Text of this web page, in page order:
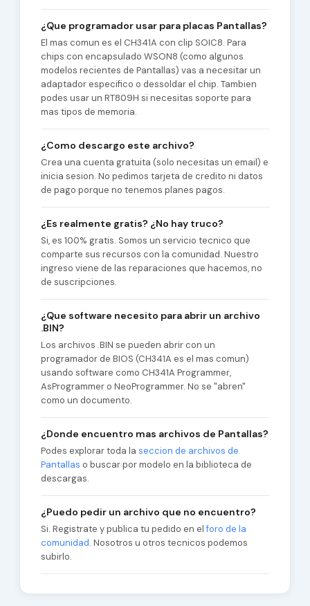
¿Que programador usar para placas Pantallas?
El mas comun es el CH341A con clip SOIC8. Para
chips con encapsulado WSON8 (como algunos
modelos recientes de Pantallas) vas a necesitar un
adaptador especifico o dessoldar el chip. Tambien
podes usar un RT809H si necesitas soporte para
mas tipos de memoria.
¿Como descargo este archivo?
Crea una cuenta gratuita (solo necesitas un email) e
inicia sesion. No pedimos tarjeta de credito ni datos
de pago porque no tenemos planes pagos.
¿Es realmente gratis? ¿No hay truco?
Si, es 100% gratis. Somos un servicio tecnico que
comparte sus recursos con la comunidad. Nuestro
ingreso viene de las reparaciones que hacemos, no
de suscripciones.
¿Que software necesito para abrir un archivo
.BIN?
Los archivos .BIN se pueden abrir con un
programador de BIOS (CH341A es el mas comun)
usando software como CH341A Programmer,
AsProgrammer o NeoProgrammer. No se "abren"
como un documento.
¿Donde encuentro mas archivos de Pantallas?
Podes explorar toda la seccion de archivos de
Pantallas o buscar por modelo en la biblioteca de
descargas.
¿Puedo pedir un archivo que no encuentro?
Si. Registrate y publica tu pedido en elforo de la
comunidad. Nosotros u otros tecnicos podemos
subirlo.